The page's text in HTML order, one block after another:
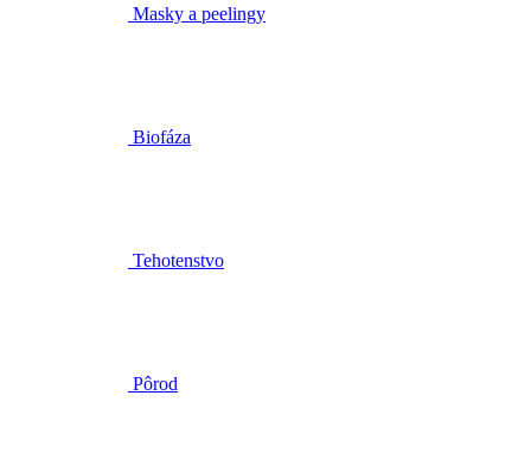
Masky a peelingy
Biofáza
Tehotenstvo
Pôrod